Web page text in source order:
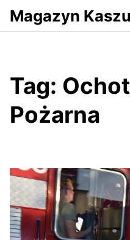
Przejdź do serwisu
Magazyn
Tag:
Pożarna